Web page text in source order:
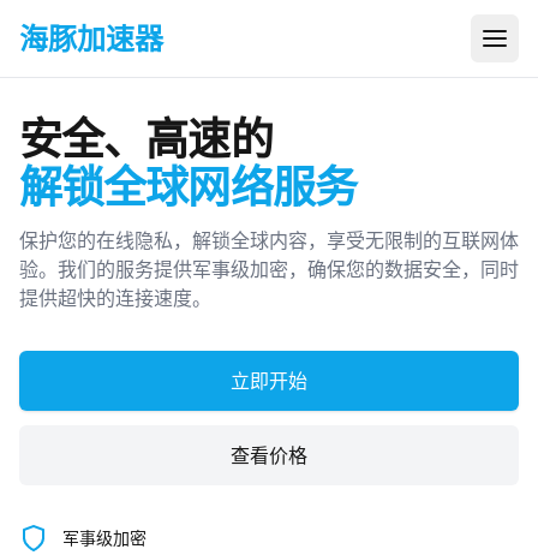
海豚加速器 打开
安全、高速的
解锁全球网络服务
保护您的在线隐私，解锁全球内容，享受无限制的互联网体
验。我们的服务提供军事级加密，确保您的数据安全，同时
提供超快的连接速度。
立即开始
查看价格
军事级加密